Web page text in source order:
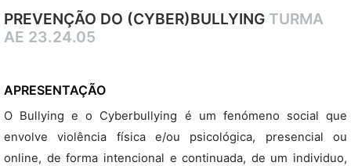
PREVENÇÃO DO (CYBER)BULLYING TURMA
AE 23.24.05
APRESENTAÇÃO
O Bullying e o Cyberbullying é um fenómeno social que
envolve violência física e/ou psicológica, presencial ou
online, de forma intencional e continuada, de um individuo,